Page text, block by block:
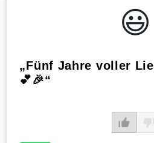
😃️
„Fünf Jahre voller
💕🎉“